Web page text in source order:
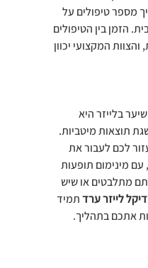
מספר טיפולים על
הזמן בין הטיפולים
4-6 שבועות, והצוות המקצועי יכוון
בלייזר היא
תוצאות מיטביות.
לכם לעבור את
מינימום תופעות
מתלבטים או שיש
לייזר ערד תמיד
אתכם בתהליך.